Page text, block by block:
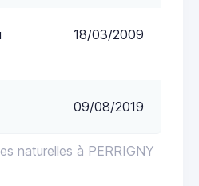
naturelles à PERRIGNY
18/03/2009
09/08/2019